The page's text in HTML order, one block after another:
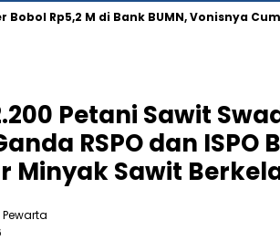
M di Bank BUMN, Vonisnya Cuma 4,5
Petani Sawit
RSPO dan
Minyak Sawit